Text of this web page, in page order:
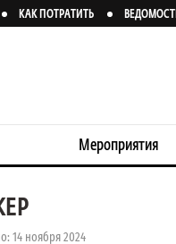
КАК ПОТРАТИТЬ
Мероприятия
14 ноября 2024